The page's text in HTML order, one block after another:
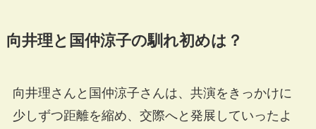
向井理と国仲涼子の馴れ初めは？
向井理さんと国仲涼子さんは、共演をきっかけに
少しずつ距離を縮め、交際へと発展していったよ